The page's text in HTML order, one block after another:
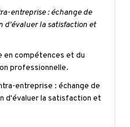
entreprise : échange de
d'évaluer la satisfaction et
en compétences et du
professionnelle.
entreprise : échange de
d'évaluer la satisfaction et